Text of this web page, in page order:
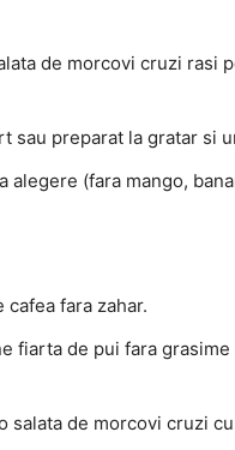
de morcovi cruzi rasi
sau preparat la gratar si
alegere (fara mango,
cafea fara zahar.
fiarta de pui fara
salata de morcovi cruzi